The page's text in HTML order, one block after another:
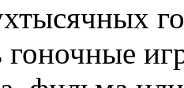
гоночные